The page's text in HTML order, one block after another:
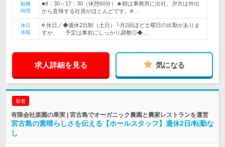
勤務
時間
■8：30～17：30（休憩60分）★朝は事務所に出社、夕方は外出
から直帰する社員がほとんどです。#…
休日
休暇
# 休日／◆週休2日制（土日）└月2回ほど土曜日の出勤がありま
すが、 予定は事前にしっかり調整◎◆…
求人詳細を見る 気になる
新着
有限会社楽園の果実 | 宮古島でオーガニック農園と農家レストランを運営
宮古島の素晴らしさを伝える【ホールスタッフ】週休2日/転勤な
し